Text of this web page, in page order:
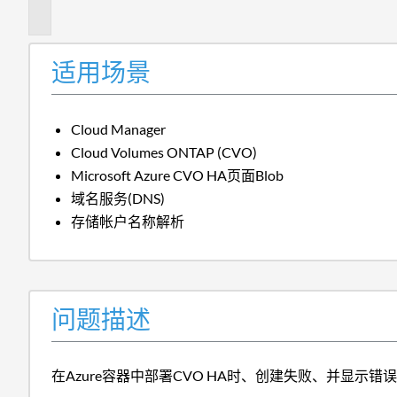
适用场景
Cloud Manager
Cloud Volumes ONTAP (CVO)
Microsoft Azure CVO HA页面Blob
域名服务(DNS)
存储帐户名称解析
问题描述
在Azure容器中部署CVO HA时、创建失败、并显示错